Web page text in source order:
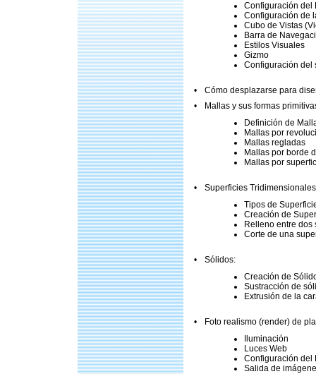
Configuración del
Configuración de
Cubo de Vistas
Barra de
Estilos Visuales
Gizmo
Configuración del
•
Cómo desplazarse para
•
Mallas y sus formas
Definición de
Mallas por
Mallas regladas
Mallas por borde
Mallas por
•
Superficies
Tipos de
Creación de
Relleno entre dos
Corte de una
•
Sólidos:
Creación de
Sustracción de
Extrusión de la
•
Foto realismo (render) de
Iluminación
Luces Web
Configuración del
Salida de